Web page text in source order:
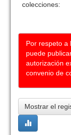
colecciones:
Por respeto a
puede
autorización
convenio de
Mostrar el